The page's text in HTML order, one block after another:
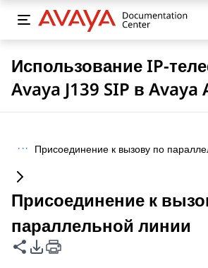
Использование IP-
Avaya J139 SIP в
···
Присоединение к
параллельной линии
Поделиться этой страницей
Параметры экспорта PDF